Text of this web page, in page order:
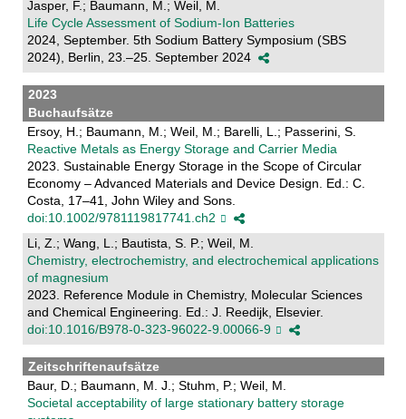
Jasper, F.; Baumann, M.; Weil, M.
Life Cycle Assessment of Sodium-Ion Batteries
2024, September. 5th Sodium Battery Symposium (SBS
2024), Berlin, 23.–25. September 2024
2023
Buchaufsätze
Ersoy, H.; Baumann, M.; Weil, M.; Barelli, L.; Passerini, S.
Reactive Metals as Energy Storage and Carrier Media
2023. Sustainable Energy Storage in the Scope of Circular
Economy – Advanced Materials and Device Design. Ed.: C.
Costa, 17–41, John Wiley and Sons.
doi:10.1002/9781119817741.ch2
Li, Z.; Wang, L.; Bautista, S. P.; Weil, M.
Chemistry, electrochemistry, and electrochemical applications
of magnesium
2023. Reference Module in Chemistry, Molecular Sciences
and Chemical Engineering. Ed.: J. Reedijk, Elsevier.
doi:10.1016/B978-0-323-96022-9.00066-9
Zeitschriftenaufsätze
Baur, D.; Baumann, M. J.; Stuhm, P.; Weil, M.
Societal acceptability of large stationary battery storage